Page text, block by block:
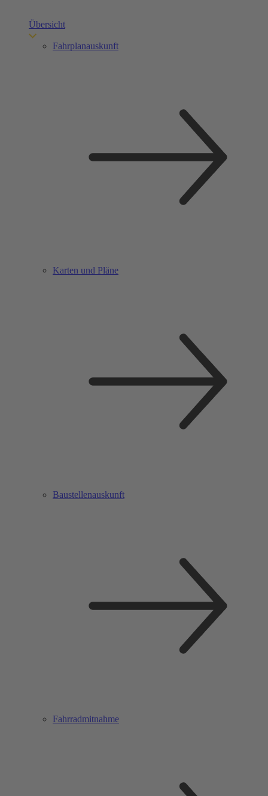
Übersicht
Fahrplanauskunft
Karten und Pläne
Baustellenauskunft
Fahrradmitnahme